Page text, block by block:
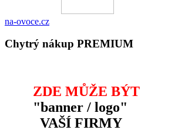
na-ovoce.cz
Chytrý nákup PREMIUM
ZDE MŮŽE BÝT
"banner / logo"
VAŠÍ FIRMY